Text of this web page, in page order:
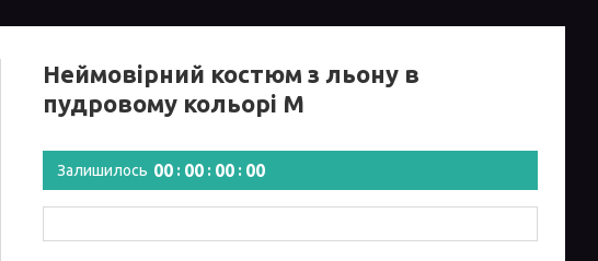
Неймовірний костюм з льону в
пудровому кольорі M
Залишилось 00 00 00 00